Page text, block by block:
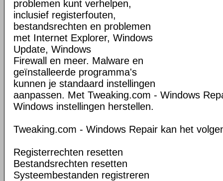
problemen kunt verhelpen,
inclusief registerfouten,
bestandsrechten en problemen
met Internet Explorer, Windows
Update, Windows
Firewall en meer. Malware en
geïnstalleerde programma's
kunnen je standaard instellingen
aanpassen. Met Tweaking.com - Windows
Windows instellingen herstellen.
Tweaking.com - Windows Repair kan het
Registerrechten resetten
Bestandsrechten resetten
Systeembestanden registreren